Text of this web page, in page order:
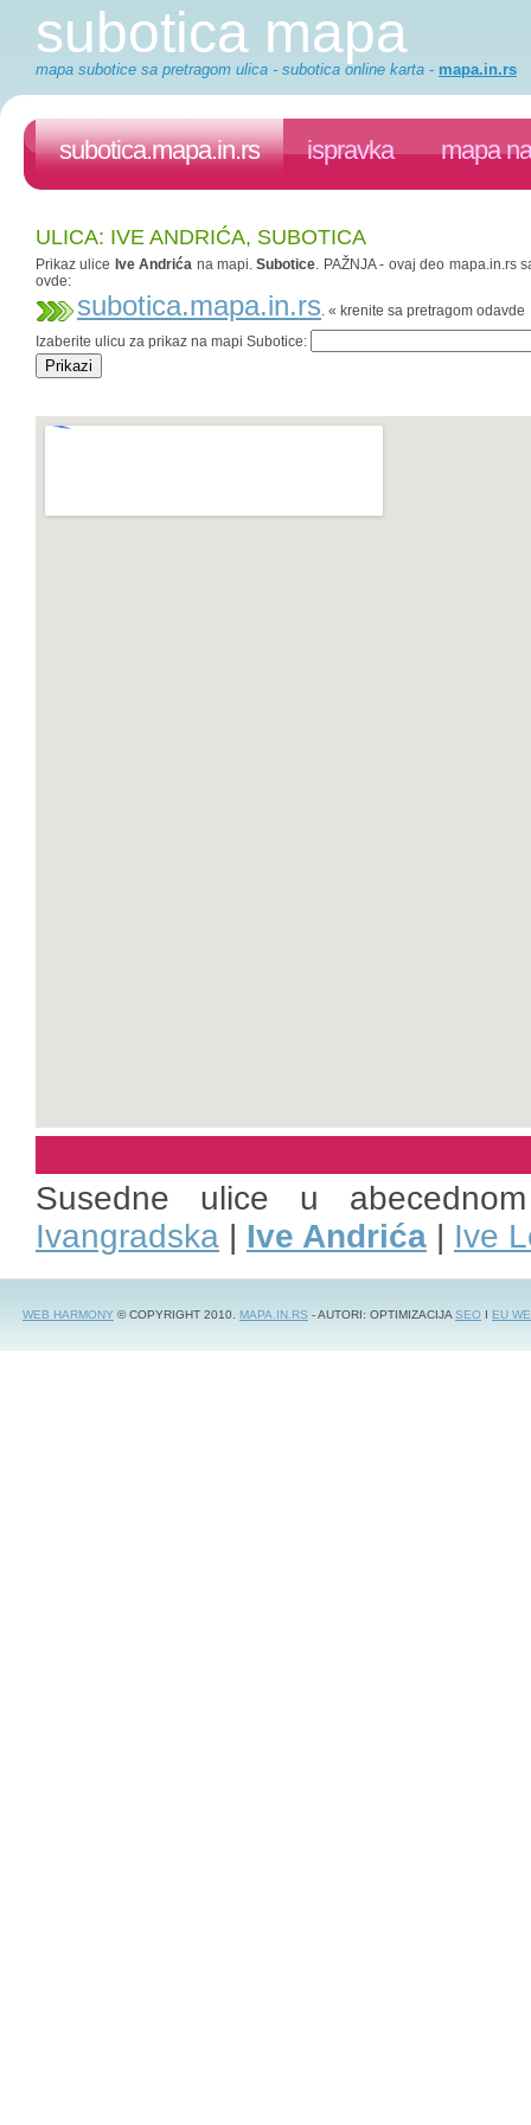
subotica mapa
mapa subotice sa pretragom ulica - subotica online karta - mapa.in.rs
subotica.mapa.in.rs ispravka mapa
ULICA: IVE ANDRIĆA, SUBOTICA
Prikaz ulice Ive Andrića na mapi.Subotice. PAŽNJA - ovaj deo mapa.in.rs
ovde:
subotica.mapa.in.rs. « krenite sa pretragom odavde
Izaberite ulicu za prikaz na mapi Subotice:
Susedne ulice u
Ivangradska | Ive Andrića | Ive
WEB HARMONY © COPYRIGHT 2010. MAPA.IN.RS - AUTORI: OPTIMIZACIJASEO I EU